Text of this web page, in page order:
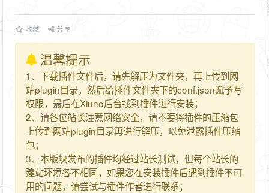
收藏 分享
温馨提示
1、下载插件文件后，请先解压为文件夹，再上传到网
站plugin目录，然后给插件文件夹下的conf.json赋予写
权限，最后在Xiuno后台找到插件进行安装；
2、请各位站长注意网络安全，请不要将插件的压缩包
上传到网站plugin目录再进行解压，以免泄露插件压缩
包；
3、本版块发布的插件均经过站长测试，但每个站长的
建站环境各不相同，如果您在安装插件后遇到插件不可
用的问题，请尝试与插件作者进行联系；